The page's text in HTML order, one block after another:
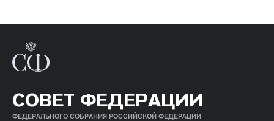
СОВЕТ ФЕДЕРАЦИИ
ФЕДЕРАЛЬНОГО СОБРАНИЯ РОССИЙСКОЙ ФЕДЕРАЦИИ